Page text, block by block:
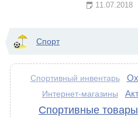
11.07.2018
Спорт
Спортивный инвентарь
Интернет-магазины
Спортивные товары